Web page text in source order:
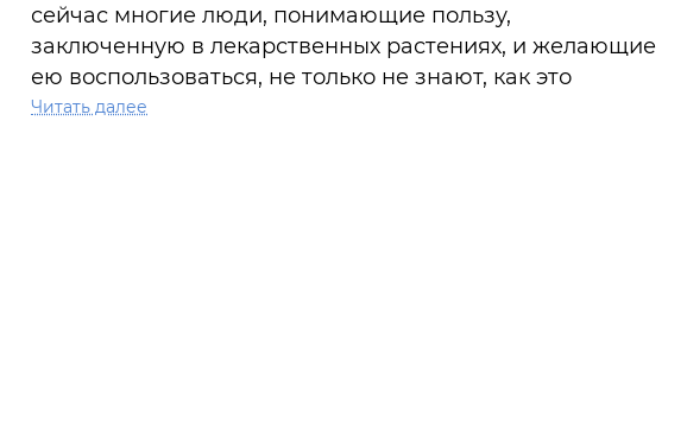
сейчас многие люди, понимающие пользу,
заключенную в лекарственных растениях, и желающие
ею воспользоваться, не только не знают, как это
правильно сделать, но и не представляют, как выглядит
Читать далее